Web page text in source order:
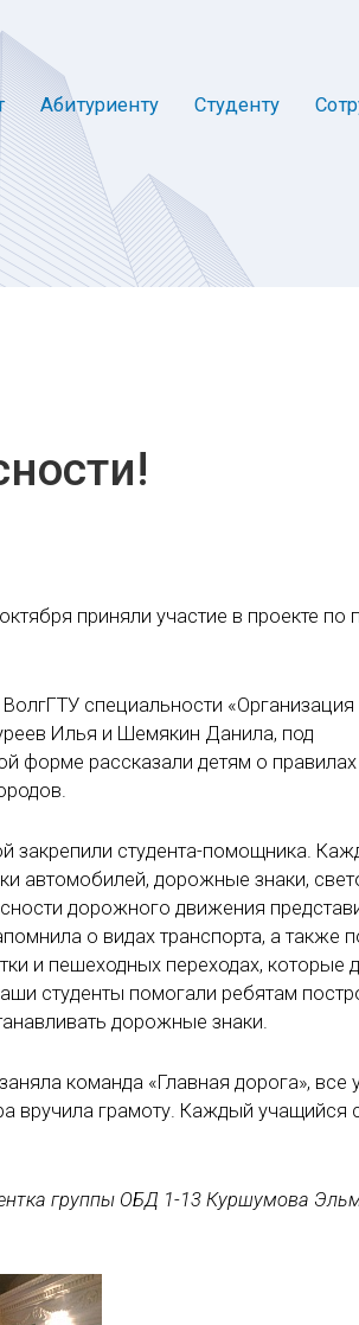
Абитуриенту Студенту
приняли участие в проекте по
специальности «Организация
Илья и Шемякин Данила, под
форме рассказали детям о правилах
закрепили студента-помощника.
автомобилей, дорожные знаки,
дорожного движения
о видах транспорта, а также
и пешеходных переходах, которые
студенты помогали ребятам
дорожные знаки.
команда «Главная дорога», все
вручила грамоту. Каждый учащийся
группы ОБД 1-13 Куршумова